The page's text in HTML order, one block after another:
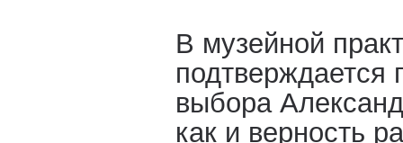
В музейной
подтверждается
выбора
как и верность